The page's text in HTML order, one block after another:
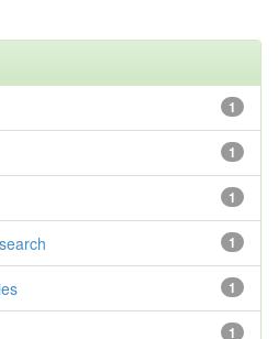
1
1
1
1
1
1